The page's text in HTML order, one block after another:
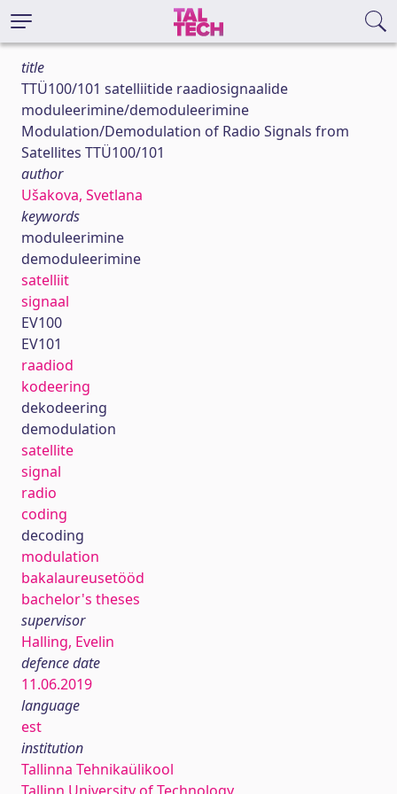
title
TTÜ100/101 satelliitide raadiosignaalide
moduleerimine/demoduleerimine
Modulation/Demodulation of Radio Signals from
Satellites TTÜ100/101
author
Ušakova, Svetlana
keywords
moduleerimine
demoduleerimine
satelliit
signaal
EV100
EV101
raadiod
kodeering
dekodeering
demodulation
satellite
signal
radio
coding
decoding
modulation
bakalaureusetööd
bachelor's theses
supervisor
Halling, Evelin
defence date
11.06.2019
language
est
institution
Tallinna Tehnikaülikool